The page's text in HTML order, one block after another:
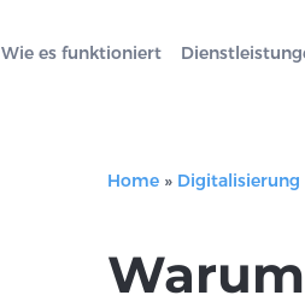
Wie es funktioniert
Home » Digitalisierung